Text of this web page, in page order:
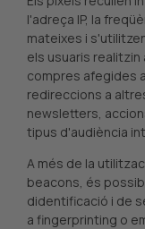
l'adreça IP, la
mateixes i
els usuaris
compres afegides
redireccions a
newsletters,
tipus d'audiència
A més de la
beacons, és
didentificació i de
a fingerprinting o